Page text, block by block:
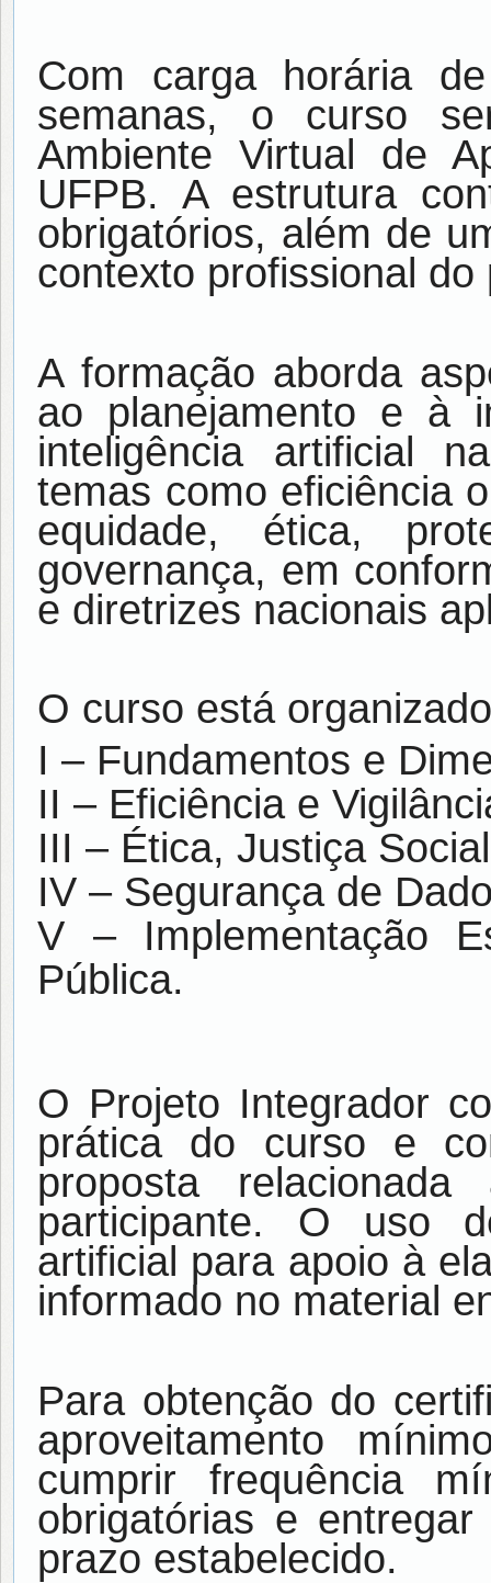
Com carga horária
semanas, o curso
Ambiente Virtual de
UFPB. A estrutura
obrigatórios, além de
contexto profissional do
A formação aborda
ao planejamento e à
inteligência artificial
temas como eficiência
equidade, ética,
governança, em
e diretrizes nacionais
O curso está
I – Fundamentos e
II – Eficiência e
III – Ética, Justiça
IV – Segurança de
V – Implementação
Pública.
O Projeto Integrador
prática do curso e
proposta
participante. O uso
artificial para apoio à
informado no material
Para obtenção do
aproveitamento
cumprir frequência
obrigatórias e
prazo estabelecido.